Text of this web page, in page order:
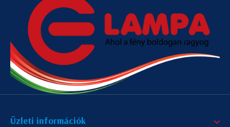
Üzleti információk